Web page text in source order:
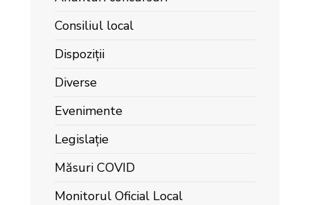
Consiliul local
Dispoziții
Diverse
Evenimente
Legislație
Măsuri COVID
Monitorul Oficial Local